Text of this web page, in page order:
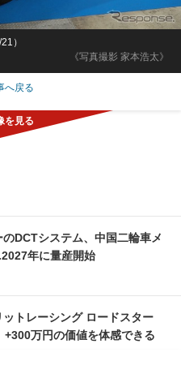
《写真撮影 家本浩太》
）
へ戻る
DCTシステム、中国二輪車メ
年に量産開始
ットレーシング ロードスター
+300万円の価値を体感できる